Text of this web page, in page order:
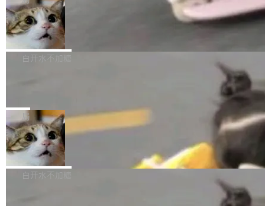
l 迁移或唤醒时，新宿主从 S3 恢复 SQLite 数据
库继续执行。存储库是持久化的唯一真相...
te 17 Pro、OPPO K15，要么是vivo X300 E这
样的次旗舰。 Galaxy Z Fold8 Ultra / Z Fold8 /
Z Flip8三款折叠屏新机均在7月22日发布，且全
部搭载骁龙8 Elite Gen5 for Galaxy，它们本该
本控制系统。目前处于 Early Access 阶段。 De
ltaDB 的核心思路直接写在 landing page 最显
眼的位置：「Software is made between com
mits」——软件是在 commit 之间写出来的。git
是把这段空隙补上。 回退到任何一次编辑：Delt
aDB 捕获 commit 之间的每一次操作，...
SpaceXAI 单季资本开支达 183 亿美元
根据风险投资人Tomer Tunguz 博客（VC 分
析）披露的最新分析与第二季度业绩报告，Spac
微软同期总资本开支的四成。 与亚马逊、Alpha
bet、微软以及 Meta 等传统科技巨头相比，Spa
ceXAI的资金消耗速度尤为引人瞩目。然而，支
撑庞大支出的资金来源却呈现出截然不同的面
貌。数据显示，微软和 Meta 主要依托充沛的经
白开水不加糖
一个在终端里运行的编程 agent；Muse Spark
1.2，驱动这个 agent 的新模型。一句话概括：
你可以用 curl -fsSL https://dev.meta.ai/install.
sh | bash 安装一个能在大项目里自动规划、写
代码、验证结果的 AI 终端工具。 据介绍，Muse
局
美团开源 LoHoSearch，用知识图谱校
准 AI 能力认知
机器出题的前提，是让机器拥有全局视野。整个
构建流程可以分为四个环节：建图 → 控制难度
白开水不加糖